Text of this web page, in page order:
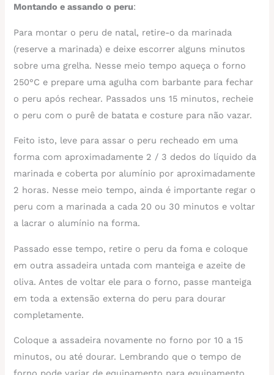
Montando e assando o peru:
Para montar o peru de natal, retire-o da marinada
(reserve a marinada) e deixe escorrer alguns minutos
sobre uma grelha. Nesse meio tempo aqueça o forno
250°C e prepare uma agulha com barbante para fechar
o peru após rechear. Passados uns 15 minutos, recheie
o peru com o purê de batata e costure para não vazar.
Feito isto, leve para assar o peru recheado em uma
forma com aproximadamente 2 / 3 dedos do líquido da
marinada e coberta por alumínio por aproximadamente
2 horas. Nesse meio tempo, ainda é importante regar o
peru com a marinada a cada 20 ou 30 minutos e voltar
a lacrar o alumínio na forma.
Passado esse tempo, retire o peru da foma e coloque
em outra assadeira untada com manteiga e azeite de
oliva. Antes de voltar ele para o forno, passe manteiga
em toda a extensão externa do peru para dourar
completamente.
Coloque a assadeira novamente no forno por 10 a 15
minutos, ou até dourar. Lembrando que o tempo de